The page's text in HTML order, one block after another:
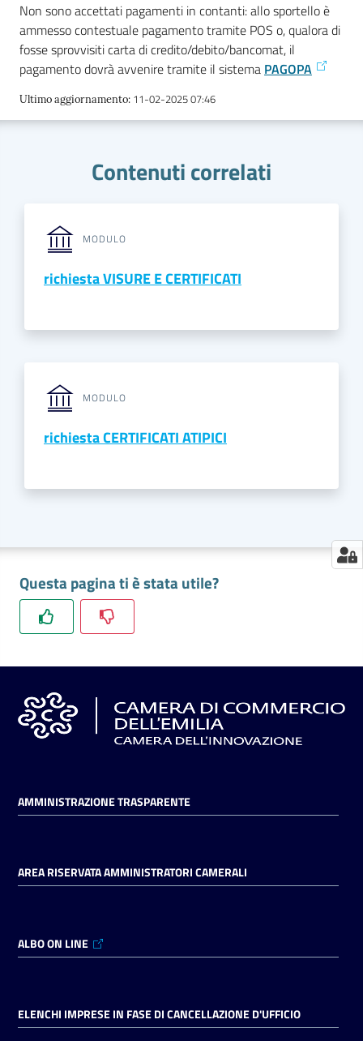
Pagamenti
on line
Accedi
Registrati
Seguici
Non sono accettati pagamenti in contanti: allo sportello è
ammesso contestuale pagamento tramite POS o, qualora di
fosse sprovvisiti carta di credito/debito/bancomat, il
pagamento dovrà avvenire tramite il sistema PAGOPA
Ultimo aggiornamento: 11-02-2025 07:46
Contenuti correlati
MODULO
richiesta VISURE E CERTIFICATI
MODULO
richiesta CERTIFICATI ATIPICI
Questa pagina ti è stata utile?
AMMINISTRAZIONE TRASPARENTE
AREA RISERVATA AMMINISTRATORI CAMERALI
ALBO ON LINE
ELENCHI IMPRESE IN FASE DI CANCELLAZIONE D'UFFICIO